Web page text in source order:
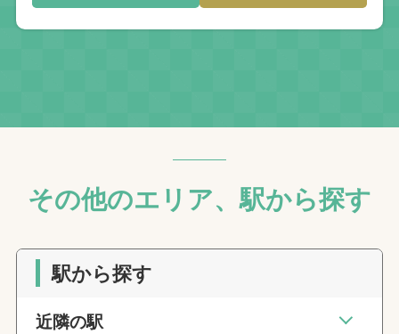
その他のエリア、駅から探す
駅から探す
近隣の駅